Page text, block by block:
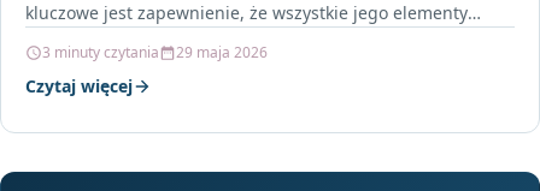
kluczowe jest zapewnienie, że wszystkie jego elementy
3 minuty czytania 29 maja 2026
Czytaj więcej